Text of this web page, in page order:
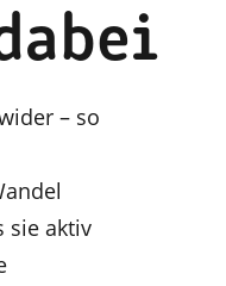
– so
sie aktiv